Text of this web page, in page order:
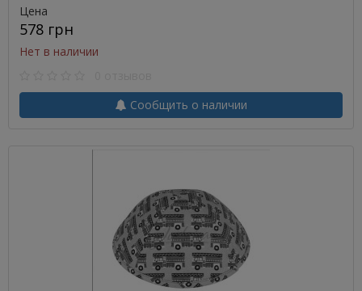
Цена
578 грн
Нет в наличии
Сообщить о наличии